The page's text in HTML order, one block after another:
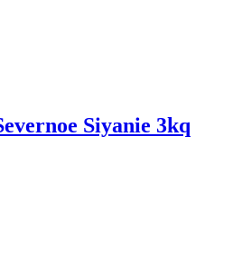
Siyanie 3kq